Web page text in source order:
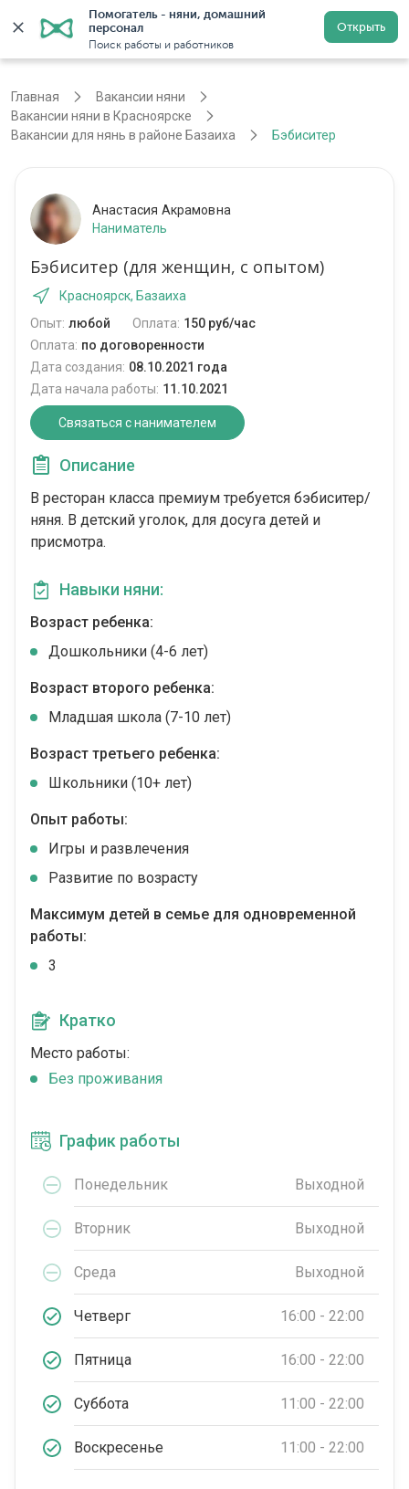
Помогатель - няни, домашний
персонал
Поиск работы и работников
Открыть
Красноярск Регистрация
Главная
Вакансии няни
Вакансии няни в Красноярске
Вакансии для нянь в районе Базаиха
Бэбиситер
Анастасия Акрамовна
Наниматель
Бэбиситер (для женщин, с опытом)
Красноярск, Базаиха
Опыт: любой Оплата: 150 руб/час
Оплата: по договоренности
Дата создания: 08.10.2021 года
Дата начала работы: 11.10.2021
Связаться с нанимателем
Описание
В ресторан класса премиум требуется бэбиситер/
няня. В детский уголок, для досуга детей и
присмотра.
Навыки няни:
Возраст ребенка:
Дошкольники (4-6 лет)
Возраст второго ребенка:
Младшая школа (7-10 лет)
Возраст третьего ребенка:
Школьники (10+ лет)
Опыт работы:
Игры и развлечения
Развитие по возрасту
Максимум детей в семье для одновременной
работы:
3
Кратко
Место работы:
Без проживания
График работы
Понедельник Выходной
Вторник Выходной
Среда Выходной
Четверг 16:00 - 22:00
Пятница 16:00 - 22:00
Суббота 11:00 - 22:00
Воскресенье 11:00 - 22:00